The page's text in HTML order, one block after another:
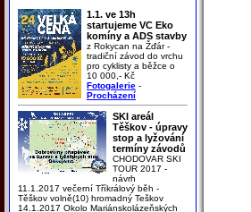
1.1. ve 13h
startujeme VC Eko
komíny a ADS stavby
z Rokycan na Žďár -
tradiční závod do vrchu
pro cyklisty a běžce o
10 000,- Kč
Fotogalerie -
Procházení
SKI areál
Těškov - úpravy
stop a lyžování
termíny závodů
CHODOVAR SKI
TOUR 2017 -
návrh
11.1.2017 večerní Tříkrálový běh -
Těškov volně(10) hromadný Teškov
14.1.2017 Okolo Mariánskolázeňských